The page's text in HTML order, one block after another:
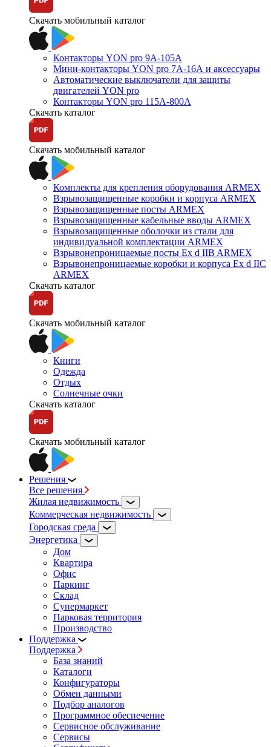
Скачать мобильный каталог
Контакторы YON pro 9А-105А
Мини-контакторы YON pro 7А-16А и аксессуары
Автоматические выключатели для защиты
двигателей YON pro
Контакторы YON pro 115А-800А
Скачать каталог
Скачать мобильный каталог
Комплекты для крепления оборудования ARMEX
Взрывозащищенные коробки и корпуса ARMEX
Взрывозащищенные посты ARMEX
Взрывозащищенные кабельные вводы ARMEX
Взрывозащищенные оболочки из стали для
индивидуальной комплектации ARMEX
Взрывонепроницаемые посты Ex d IIB ARMEX
Взрывонепроницаемые коробки и корпуса Ex d IIС
ARMEX
Скачать каталог
Скачать мобильный каталог
Книги
Одежда
Отдых
Солнечные очки
Скачать каталог
Скачать мобильный каталог
Решения
Все решения
Жилая недвижимость
Коммерческая недвижимость
Городская среда
Энергетика
Дом
Квартира
Офис
Паркинг
Склад
Супермаркет
Парковая территория
Производство
Поддержка
Поддержка
База знаний
Каталоги
Конфигураторы
Обмен данными
Подбор аналогов
Программное обеспечение
Сервисное обслуживание
Сервисы